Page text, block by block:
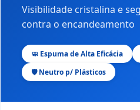
Visibilidade cristalina e
contra o encandeamento
🧼 Espuma de Alta Eficácia
🛡️ Neutro p/ Plásticos